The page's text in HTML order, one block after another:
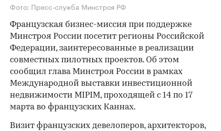
Фото: Пресс-служба Минстроя РФ
Французская бизнес-миссия при поддержке
Минстроя России посетит регионы Российской
Федерации, заинтересованные в реализации
совместных пилотных проектов. Об этом
сообщил глава Минстроя России в рамках
Международной выставки инвестиционной
недвижимости MIPIM, проходящей с 14 по 17
марта во французских Каннах.
Визит французских девелоперов, архитекторов,